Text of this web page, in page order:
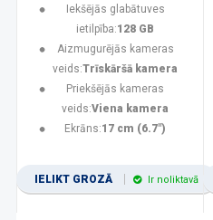
Iekšējās glabātuves
ietilpība:128 GB
Aizmugurējās kameras
veids:Trīskāršā kamera
Priekšējās kameras
veids:Viena kamera
Ekrāns:17 cm (6.7")
IELIKT GROZĀ Ir noliktavā